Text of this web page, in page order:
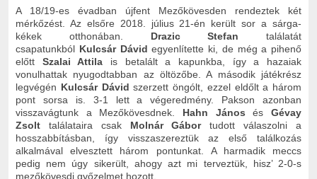
A 18/19-es évadban újfent Mezőkövesden rendeztek két
mérkőzést. Az elsőre 2018. július 21-én került sor a sárga-
kékek otthonában.
Drazic Stefan találatát
csapatunkból Kulcsár Dávid egyenlítette ki, de még a pihenő
előtt Szalai Attila is betalált a kapunkba, így a hazaiak
vonulhattak nyugodtabban az öltözőbe. A második játékrész
legvégén Kulcsár Dávid szerzett öngólt, ezzel eldőlt a három
pont sorsa is. 3-1 lett a végeredmény. Pakson azonban
visszavágtunk a Mezőkövesdnek. Hahn János és Gévay
Zsolt találataira csak Molnár Gábor
tudott válaszolni a
hosszabbításban, így visszaszereztük az első találkozás
alkalmával elvesztett három pontunkat. A harmadik meccs
pedig nem úgy sikerült, ahogy azt mi terveztük, hisz’ 2-0-s
mezőkövesdi győzelmet hozott.